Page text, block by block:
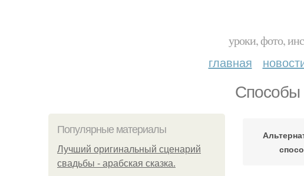
уроки, фото,
главная
Способы
Популярные материалы
Лучший оригинальный сценарий
свадьбы - арабская сказка.